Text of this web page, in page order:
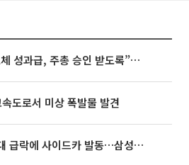
김정관 장관 “반도체 성과급, 주총 승인 받도록”…상법·자본시장법 개정 시사
도로서 미상 폭발물 발견
코스피, 장중 5%대 급락에 사이드카 발동…삼성·SK 동반 폭락